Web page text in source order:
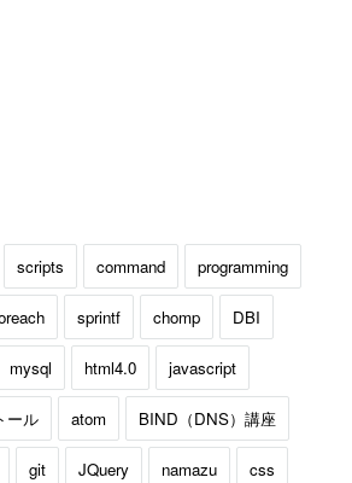
scripts command programming
sprintf chomp DBI
mysql html4.0 javascript
ール atom BIND（DNS）講座
git JQuery namazu css